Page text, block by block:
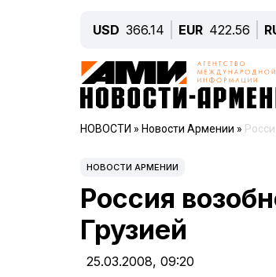
USD 366.14 EUR 422.56
НОВОСТИ » Новости Армении »
НОВОСТИ АРМЕНИИ
Россия
Грузией
25.03.2008, 09:20